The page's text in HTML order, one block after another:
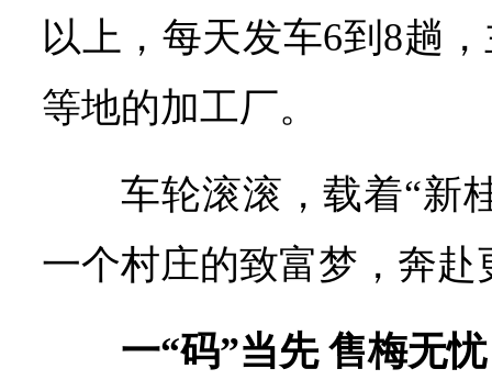
以上，每天发车6到8趟
等地的加工厂。
车轮滚滚，载着“新
一个村庄的致富梦，奔赴
一“码”当先 售梅无忧